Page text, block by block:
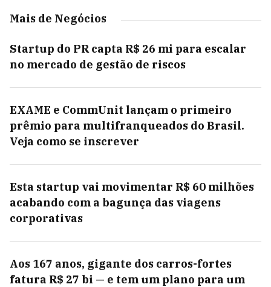
Mais de Negócios
Startup do PR capta R$ 26 mi para escalar
no mercado de gestão de riscos
EXAME e CommUnit lançam o primeiro
prêmio para multifranqueados do Brasil.
Veja como se inscrever
Esta startup vai movimentar R$ 60 milhões
acabando com a bagunça das viagens
corporativas
Aos 167 anos, gigante dos carros-fortes
fatura R$ 27 bi — e tem um plano para um